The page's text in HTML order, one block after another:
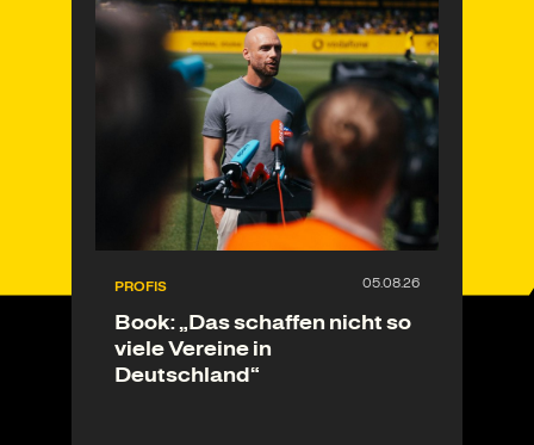
PROFIS
Book: „Das schaffen nicht so
viele Vereine in
Deutschland“